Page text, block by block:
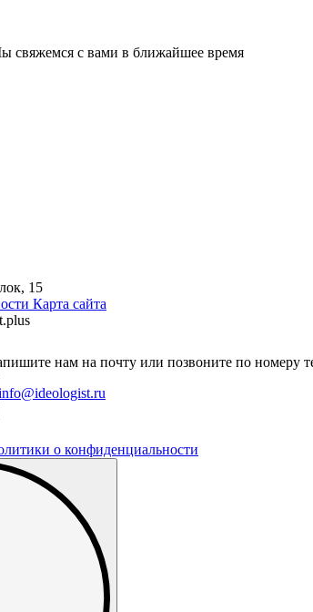
свяжемся с вами в ближайшее время
15
Карта сайта
нам на почту или позвоните по номеру
о конфиденциальности